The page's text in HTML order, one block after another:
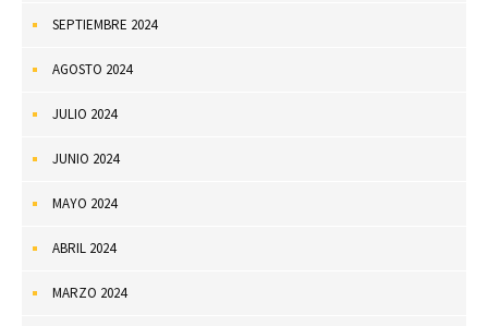
SEPTIEMBRE 2024
AGOSTO 2024
JULIO 2024
JUNIO 2024
MAYO 2024
ABRIL 2024
MARZO 2024